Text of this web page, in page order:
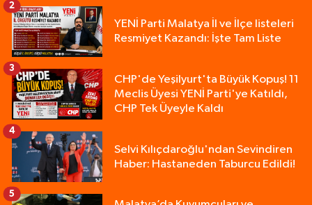
YENİ Parti Malatya İl ve İlçe listeleri
Resmiyet Kazandı: İşte Tam Liste
2
CHP'de Yeşilyurt'ta Büyük Kopuş! 11
Meclis Üyesi YENİ Parti'ye Katıldı,
CHP Tek Üyeyle Kaldı
3
Selvi Kılıçdaroğlu'ndan Sevindiren
Haber: Hastaneden Taburcu Edildi!
4
5